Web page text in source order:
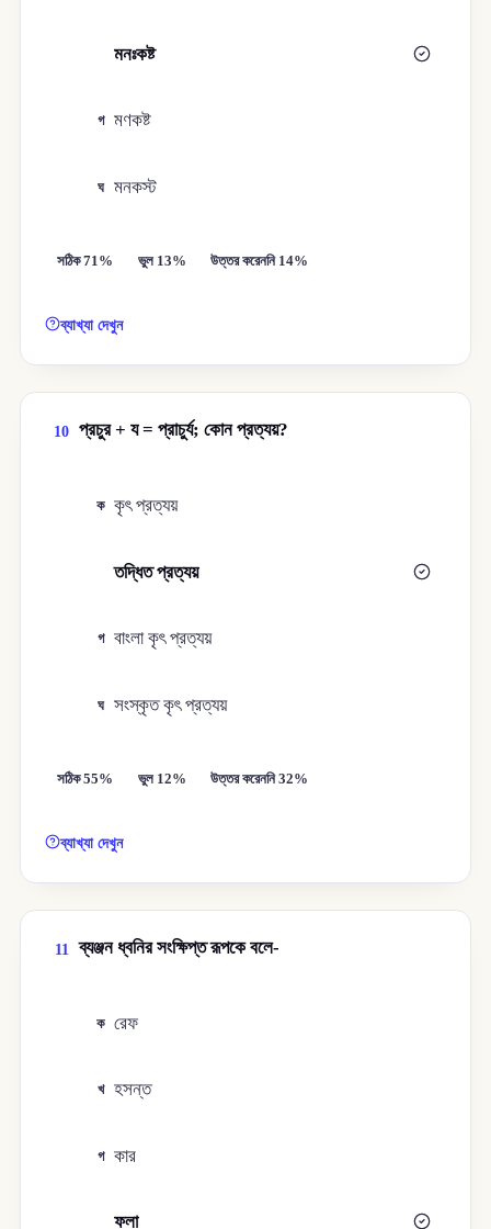
মনঃকষ্ট
গ মণকষ্ট
ঘ মনকস্ট
সঠিক 71% ভুল 13% উত্তর করেননি 14%
ব্যাখ্যা দেখুন
10 প্রচুর + য = প্রাচুর্য; কোন প্রত্যয়?
ক কৃৎ প্রত্যয়
তদ্ধিত প্রত্যয়
গ বাংলা কৃৎ প্রত্যয়
ঘ সংস্কৃত কৃৎ প্রত্যয়
সঠিক 55% ভুল 12% উত্তর করেননি 32%
ব্যাখ্যা দেখুন
11 ব্যঞ্জন ধ্বনির সংক্ষিপ্ত রূপকে বলে-
ক রেফ
খ হসন্ত
গ কার
ফলা